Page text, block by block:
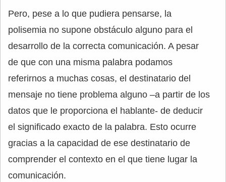
Pero, pese a lo que pudiera pensarse, la
polisemia no supone obstáculo alguno para el
desarrollo de la correcta comunicación. A pesar
de que con una misma palabra podamos
referirnos a muchas cosas, el destinatario del
mensaje no tiene problema alguno –a partir de los
datos que le proporciona el hablante- de deducir
el significado exacto de la palabra. Esto ocurre
gracias a la capacidad de ese destinatario de
comprender el contexto en el que tiene lugar la
comunicación.